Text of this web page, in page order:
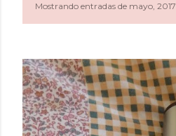
E
t
r
a
Mostrando entradas de mayo, 2017